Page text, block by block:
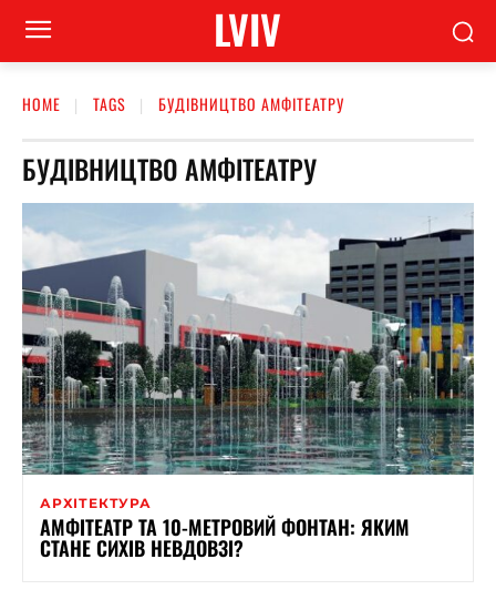
LVIV
HOME TAGS БУДІВНИЦТВО АМФІТЕАТРУ
БУДІВНИЦТВО АМФІТЕАТРУ
АРХІТЕКТУРА
АМФІТЕАТР ТА 10-МЕТРОВИЙ ФОНТАН: ЯКИМ
СТАНЕ СИХІВ НЕВДОВЗІ?